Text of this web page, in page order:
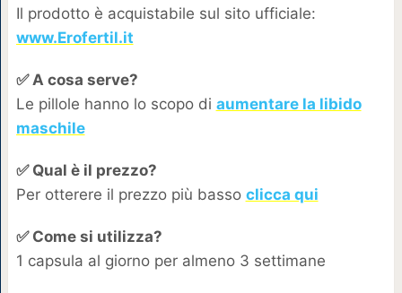
Il prodotto è acquistabile sul sito ufficiale:
www.Erofertil.it
✅ A cosa serve?
Le pillole hanno lo scopo di aumentare la libido
maschile
✅ Qual è il prezzo?
Per otterere il prezzo più basso clicca qui
✅ Come si utilizza?
1 capsula al giorno per almeno 3 settimane